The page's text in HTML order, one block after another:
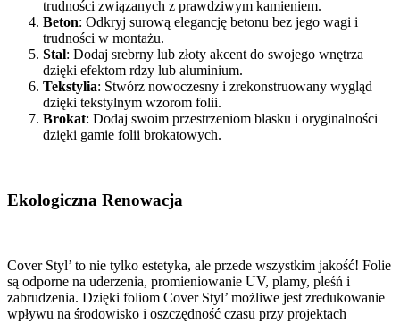
trudności związanych z prawdziwym kamieniem.
Beton: Odkryj surową elegancję betonu bez jego wagi i
trudności w montażu.
Stal: Dodaj srebrny lub złoty akcent do swojego wnętrza
dzięki efektom rdzy lub aluminium.
Tekstylia: Stwórz nowoczesny i zrekonstruowany wygląd
dzięki tekstylnym wzorom folii.
Brokat: Dodaj swoim przestrzeniom blasku i oryginalności
dzięki gamie folii brokatowych.
Ekologiczna Renowacja
Cover Styl’ to nie tylko estetyka, ale przede wszystkim jakość! Folie
są odporne na uderzenia, promieniowanie UV, plamy, pleśń i
zabrudzenia. Dzięki foliom Cover Styl’ możliwe jest zredukowanie
wpływu na środowisko i oszczędność czasu przy projektach